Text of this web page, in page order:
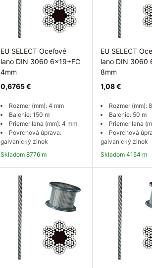
EU SELECT Oceľové
lano DIN 3060 6x19+FC
4mm
0,6765 €
Rozmer (mm): 4 mm
Balenie: 150 m
Priemer lana (mm): 4 mm
Povrchová úprava:
galvanický zinok
Skladom 8776 m
EU SELECT
lano DIN 3060
8mm
1,08 €
Rozmer (mm):
Balenie: 50 m
Priemer lana
Povrchová
galvanický zinok
Skladom 4154 m